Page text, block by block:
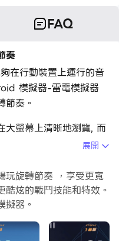
FAQ
奏
在行動裝置上運行的音
模擬器-雷電模擬器
節奏。
大螢幕上清晰地瀏覽, 而
摸屏鍵盤要快得多，同時
在PC上運行多個應用程
和文件也變得非常容易。
展開
玩旋轉節奏 ，享受更寬
炫的戰鬥技能和特效。
擬器。